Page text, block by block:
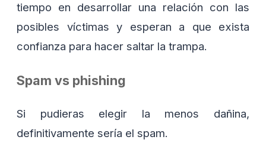
tiempo en desarrollar una relación con las
posibles víctimas y esperan a que exista
confianza para hacer saltar la trampa.
Spam vs phishing
Si pudieras elegir la menos dañina,
definitivamente sería el spam.